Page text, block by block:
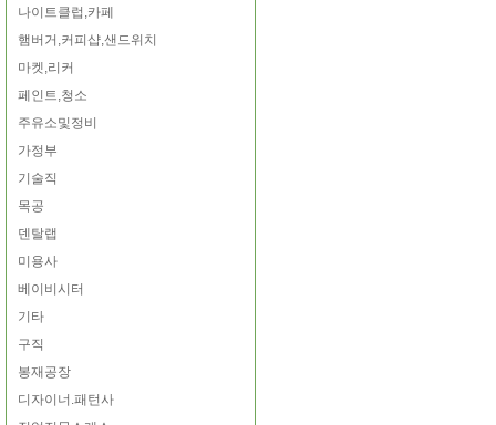
나이트클럽,카페
햄버거,커피샵,샌드위치
마켓,리커
페인트,청소
주유소및정비
가정부
기술직
목공
덴탈랩
미용사
베이비시터
기타
구직
봉재공장
디자이너.패턴사